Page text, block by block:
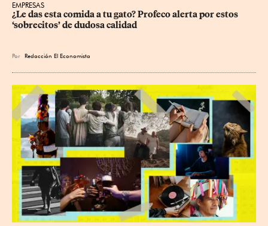
EMPRESAS
¿Le das esta comida a tu gato? Profeco alerta por estos
‘sobrecitos’ de dudosa calidad
Por Redacción El Economista